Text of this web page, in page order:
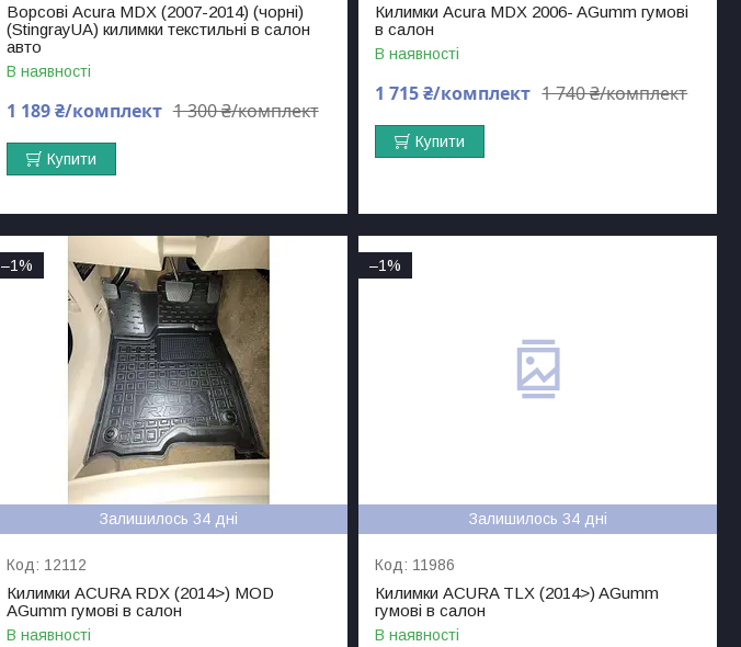
Ворсові Acura MDX (2007-2014) (чорні)
(StingrayUA) килимки текстильні в салон
авто
В наявності
1 300 ₴/комплект
1 189 ₴/комплект
Купити
Килимки Acura MDX 2006- AGumm гумові
в салон
В наявності
1 740 ₴/комплект
1 715 ₴/комплект
Купити
–1%
Залишилось 34 дні
12112
Килимки ACURA RDX (2014>) MOD
AGumm гумові в салон
В наявності
–1%
Залишилось 34 дні
11986
Килимки ACURA TLX (2014>) AGumm
гумові в салон
В наявності